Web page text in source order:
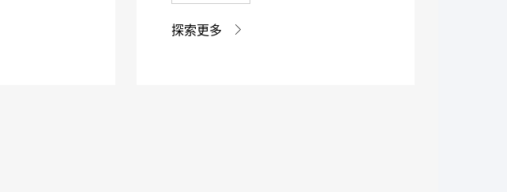
探索更多